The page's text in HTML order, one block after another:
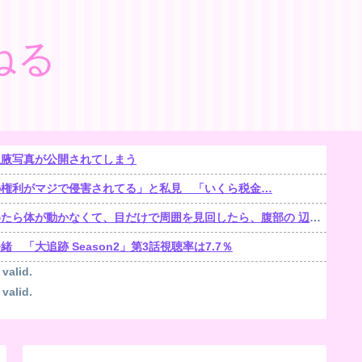
る
写真が公開されてしまう
利がマジで侵害されてる」と私見 「いくら税金…
、目だけで周囲を見回したら、腹部の 辺りをじっと見る「青く光る骨格標本」が居た【再】
「大追跡 Season2」第3話視聴率は7.7％
valid.
valid.